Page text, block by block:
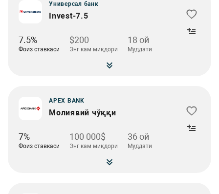
Универсал банк
Invest-7.5
7.5%
Фоиз ставкаси
$200
Энг кам миқдори
18 ой
Муддати
APEX BANK
Молиявий чўққи
7%
Фоиз ставкаси
100 000$
Энг кам миқдори
36 ой
Муддати